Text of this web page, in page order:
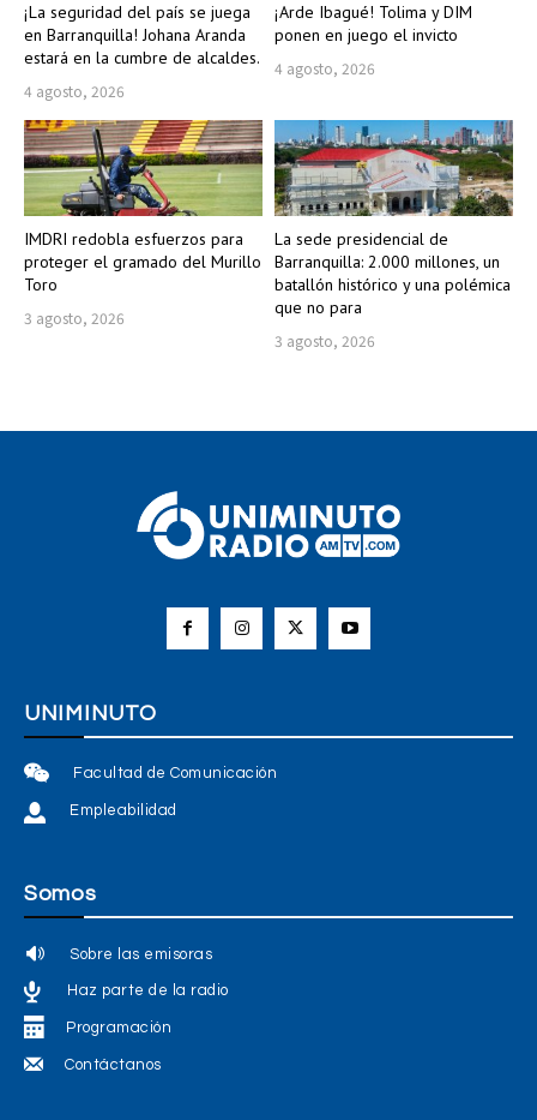
¡La seguridad del país se juega
en Barranquilla! Johana Aranda
estará en la cumbre de alcaldes.
4 agosto, 2026
¡Arde Ibagué! Tolima y DIM
ponen en juego el invicto
4 agosto, 2026
IMDRI redobla esfuerzos para
proteger el gramado del Murillo
Toro
3 agosto, 2026
La sede presidencial de
Barranquilla: 2.000 millones, un
batallón histórico y una polémica
que no para
3 agosto, 2026
UNIMINUTO
Facultad de Comunicación
Empleabilidad
Somos
Sobre las emisoras
Haz parte de la radio
Programación
Contáctanos